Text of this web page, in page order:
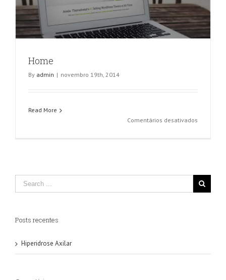
Home
By admin | novembro 19th, 2014
Read More
Comentários desativados
Posts recentes
Hiperidrose Axilar